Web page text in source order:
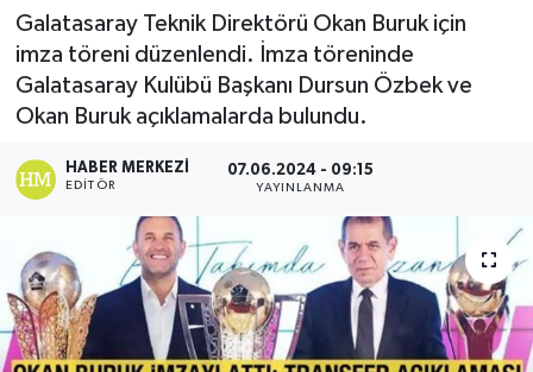
Galatasaray Teknik Direktörü Okan Buruk için
imza töreni düzenlendi. İmza töreninde
Galatasaray Kulübü Başkanı Dursun Özbek ve
Okan Buruk açıklamalarda bulundu.
HABER MERKEZI
EDITÖR
07.06.2024 - 09:15
YAYINLANMA
Haber Arşivi